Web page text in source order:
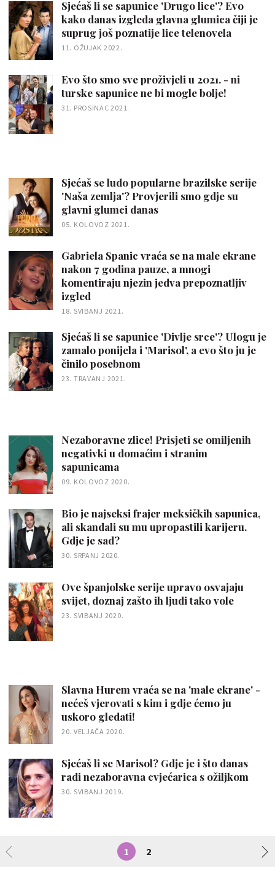
Sjećaš li se sapunice 'Drugo lice'? Evo
kako danas izgleda glavna glumica čiji je
suprug još poznatije lice telenovela
11. OŽUJAK 2022.
Evo što smo sve proživjeli u 2021. - ni
turske sapunice ne bi mogle bolje!
31. PROSINAC 2021.
Sjećaš se ludo popularne brazilske serije
'Naša zemlja'? Provjerili smo gdje su
glavni glumci danas
05. KOLOVOZ 2021.
Gabriela Spanic vraća se na male ekrane
nakon 7 godina pauze, a mnogi
komentiraju njezin jedva prepoznatljiv
izgled
18. SVIBANJ 2021.
Sjećaš li se sapunice 'Divlje srce'? Ulogu je
zamalo ponijela i 'Marisol', a evo što ju je
činilo posebnom
23. TRAVANJ 2021.
Nezaboravne zlice! Prisjeti se omiljenih
negativki u domaćim i stranim
sapunicama
09. KOLOVOZ 2020.
Bio je najseksi frajer meksičkih sapunica,
ali skandali su mu upropastili karijeru.
Gdje je sad?
30. SRPANJ 2020.
Ove španjolske serije upravo osvajaju
svijet, doznaj zašto ih ljudi tako vole
23. SVIBANJ 2020.
Slavna Hurem vraća se na 'male ekrane' -
nećeš vjerovati s kim i gdje ćemo ju
uskoro gledati!
20. VELJAČA 2020.
Sjećaš li se Marisol? Gdje je i što danas
radi nezaboravna cvjećarica s ožiljkom
30. SVIBANJ 2019.
1 2